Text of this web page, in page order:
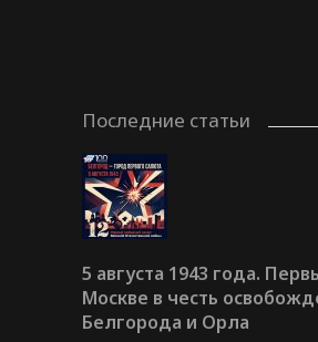
Последние статьи
5 августа 1943 года.
Москве в честь
Белгорода и Орла